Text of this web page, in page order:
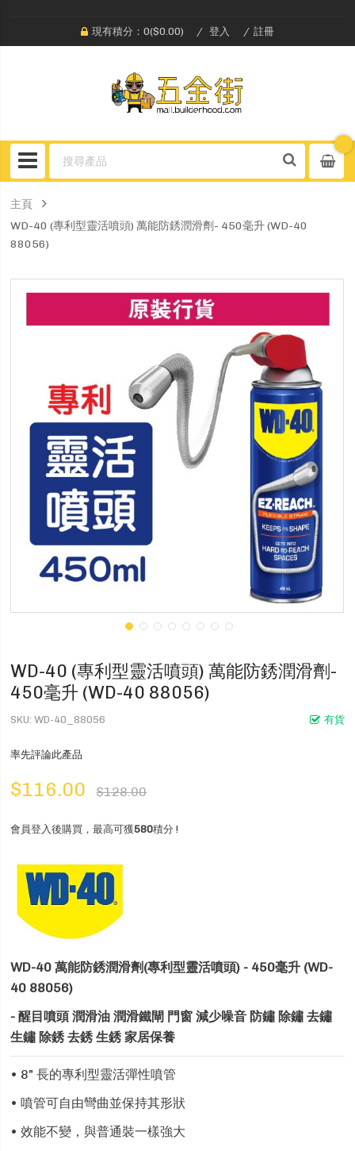
現有積分：0($0.00) 登入 註冊
主頁
WD-40 (專利型靈活噴頭) 萬能防銹潤滑劑- 450毫升 (WD-40
88056)
WD-40 (專利型靈活噴頭) 萬能防銹潤滑劑-
450毫升 (WD-40 88056)
有貨
SKU WD-40_88056
率先評論此產品
$116.00 $128.00
會員登入後購買，最高可獲580積分 !
WD-40 萬能防銹潤滑劑(專利型靈活噴頭) - 450毫升 (WD-
40 88056)
- 醒目噴頭 潤滑油 潤滑鐵閘 門窗 減少噪音 防鏽 除鏽 去鏽
生鏽 除銹 去銹 生銹 家居保養
• 8" 長的專利型靈活彈性噴管
• 噴管可自由彎曲並保持其形狀
• 效能不變，與普通裝一樣強大